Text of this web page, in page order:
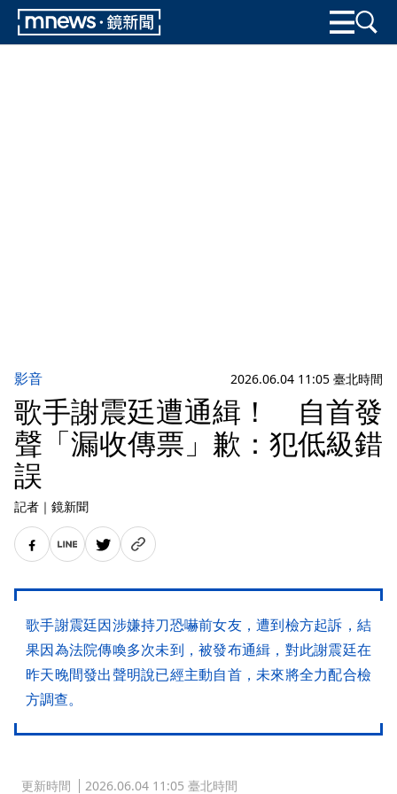
影音 2026.06.04 11:05 臺北時間
歌手謝震廷遭通緝！ 自首發
聲「漏收傳票」歉：犯低級錯
誤
記者 ｜ 鏡新聞
歌手謝震廷因涉嫌持刀恐嚇前女友，遭到檢方起訴，結
果因為法院傳喚多次未到，被發布通緝，對此謝震廷在
昨天晚間發出聲明說已經主動自首，未來將全力配合檢
方調查。
更新時間 2026.06.04 11:05 臺北時間